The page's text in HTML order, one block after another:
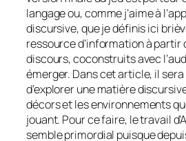
langage ou, comme j’aime à
discursive, que je définis ici
ressource d’information à partir
discours, coconstruits avec
émerger. Dans cet article, il
d’explorer une matière
décors et les environnements
jouant. Pour ce faire, le travail
semble primordial puisque